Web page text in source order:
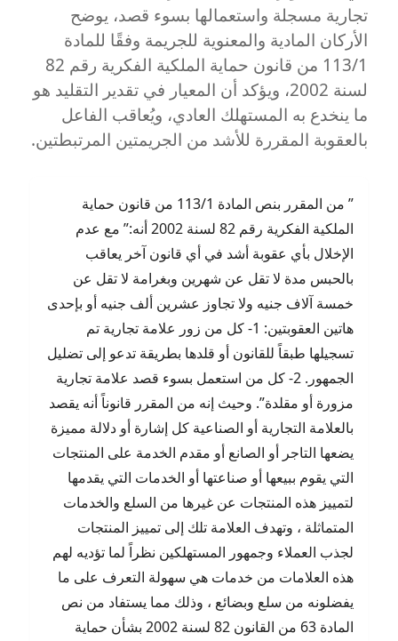
قانونية
مع
المستشار
مشرف
تجارية مسجلة واستعمالها بسوء قصد، يوضح
الأركان المادية والمعنوية للجريمة وفقًا للمادة
113/1 من قانون حماية الملكية الفكرية رقم 82
لسنة 2002، ويؤكد أن المعيار في تقدير التقليد هو
ما ينخدع به المستهلك العادي، ويُعاقب الفاعل
بالعقوبة المقررة للأشد من الجريمتين المرتبطتين.
” من المقرر بنص المادة 113/1 من قانون حماية
الملكية الفكرية رقم 82 لسنة 2002 أنه:” مع عدم
الإخلال بأي عقوبة أشد في أي قانون آخر يعاقب
بالحبس مدة لا تقل عن شهرين وبغرامة لا تقل عن
خمسة آلاف جنيه ولا تجاوز عشرين ألف جنيه أو بإحدى
هاتين العقوبتين: 1- كل من زور علامة تجارية تم
تسجيلها طبقاً للقانون أو قلدها بطريقة تدعو إلى تضليل
الجمهور. 2- كل من استعمل بسوء قصد علامة تجارية
مزورة أو مقلدة”. وحيث إنه من المقرر قانوناً أنه يقصد
بالعلامة التجارية أو الصناعية كل إشارة أو دلالة مميزة
يضعها التاجر أو الصانع أو مقدم الخدمة على المنتجات
التي يقوم ببيعها أو صناعتها أو الخدمات التي يقدمها
لتمييز هذه المنتجات عن غيرها من السلع والخدمات
المتماثلة ، وتهدف العلامة تلك إلى تمييز المنتجات
لجذب العملاء وجمهور المستهلكين نظراً لما تؤديه لهم
هذه العلامات من خدمات هي سهولة التعرف على ما
يفضلونه من سلع وبضائع ، وذلك مما يستفاد من نص
المادة 63 من القانون 82 لسنة 2002 بشأن حماية